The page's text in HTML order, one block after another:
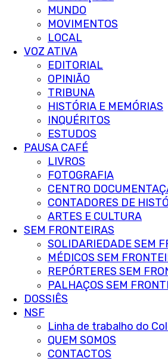
MUNDO
MOVIMENTOS
LOCAL
VOZ ATIVA
EDITORIAL
OPINIÃO
TRIBUNA
HISTÓRIA E MEMÓRIAS
INQUÉRITOS
ESTUDOS
PAUSA CAFÉ
LIVROS
FOTOGRAFIA
CENTRO
CONTADORES DE
ARTES E CULTURA
SEM FRONTEIRAS
SOLIDARIEDADE SEM
MÉDICOS SEM
REPÓRTERES SEM
PALHAÇOS SEM
DOSSIÊS
NSF
Linha de trabalho do
QUEM SOMOS
CONTACTOS